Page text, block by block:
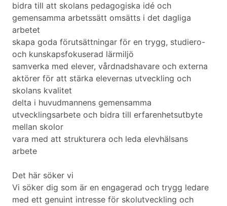
bidra till att skolans pedagogiska idé och
gemensamma arbetssätt omsätts i det dagliga
arbetet
skapa goda förutsättningar för en trygg, studiero-
och kunskapsfokuserad lärmiljö
samverka med elever, vårdnadshavare och externa
aktörer för att stärka elevernas utveckling och
skolans kvalitet
delta i huvudmannens gemensamma
utvecklingsarbete och bidra till erfarenhetsutbyte
mellan skolor
vara med att strukturera och leda elevhälsans
arbete
Det här söker vi
Vi söker dig som är en engagerad och trygg ledare
med ett genuint intresse för skolutveckling och